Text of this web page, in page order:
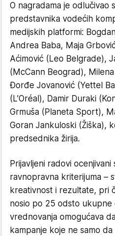
O nagradama je odlučivao
predstavnika vodećih
medijskih platformi:
Andrea Baba, Maja
Aćimović (Leo Belgrade),
(McCann Beograd),
Đorđe Jovanović (Yettel
(L’Oréal), Damir Duraki
Grmuša (Planeta Sport),
Goran Jankuloski (Žiška),
predsednika žirija.
Prijavljeni radovi
ravnopravna kriterijuma –
kreativnost i rezultate, pri
nosio po 25 odsto ukupne
vrednovanja omogućava
kampanje koje ne samo